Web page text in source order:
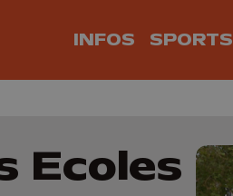
INFOS SPORTS
Ecoles